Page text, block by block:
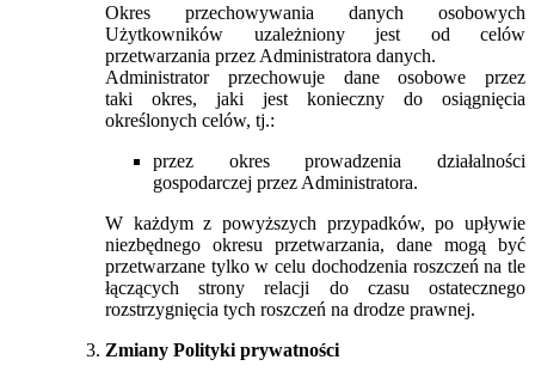
Okres przechowywania danych osobowych
Użytkowników uzależniony jest od celów
przetwarzania przez Administratora danych.
Administrator przechowuje dane osobowe przez
taki okres, jaki jest konieczny do osiągnięcia
określonych celów, tj.:
przez okres prowadzenia działalności
gospodarczej przez Administratora.
W każdym z powyższych przypadków, po upływie
niezbędnego okresu przetwarzania, dane mogą być
przetwarzane tylko w celu dochodzenia roszczeń na tle
łączących strony relacji do czasu ostatecznego
rozstrzygnięcia tych roszczeń na drodze prawnej.
Zmiany Polityki prywatności